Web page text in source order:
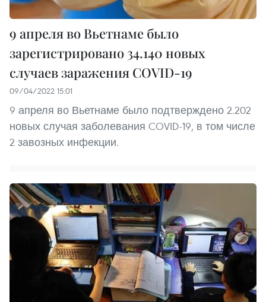
9 апреля во Вьетнаме было
зарегистрировано 34.140 новых
случаев заражения COVID-19
09/04/2022 15:01
9 апреля во Вьетнаме было подтверждено 2.202
новых случая заболевания COVID-19, в том числе
2 завозных инфекции.